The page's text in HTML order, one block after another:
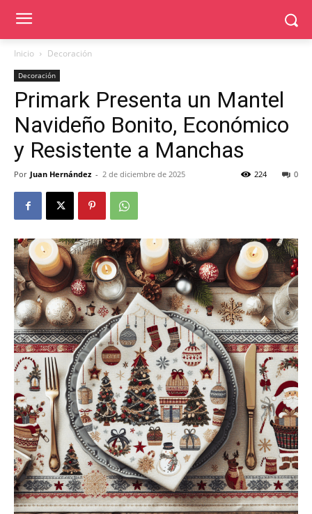
Inicio Decoración
Decoración
Primark Presenta un Mantel
Navideño Bonito, Económico
y Resistente a Manchas
Por Juan Hernández - 2 de diciembre de 2025 0
224